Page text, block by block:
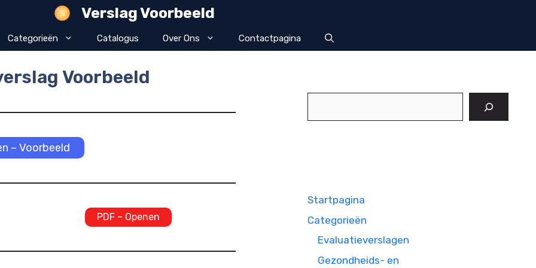
Verslag Voorbeeld
Categorieën Catalogus Over Ons Contactpagina
Voorbeeld
– Voorbeeld
PDF – Openen
Startpagina
Categorieën
Evaluatieverslagen
Gezondheids- en